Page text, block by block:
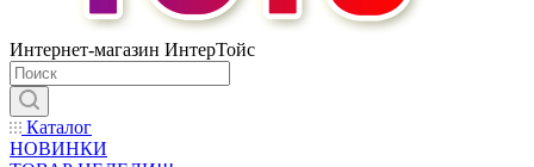
Интернет-магазин ИнтерТойс
Каталог
НОВИНКИ